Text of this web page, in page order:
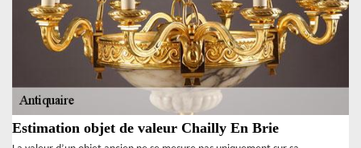
Estimation objet de valeur Chailly En Brie